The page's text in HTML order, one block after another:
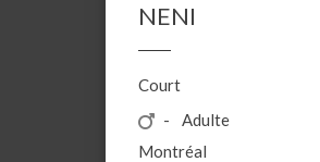
NENI
Court
Adulte
Montréal